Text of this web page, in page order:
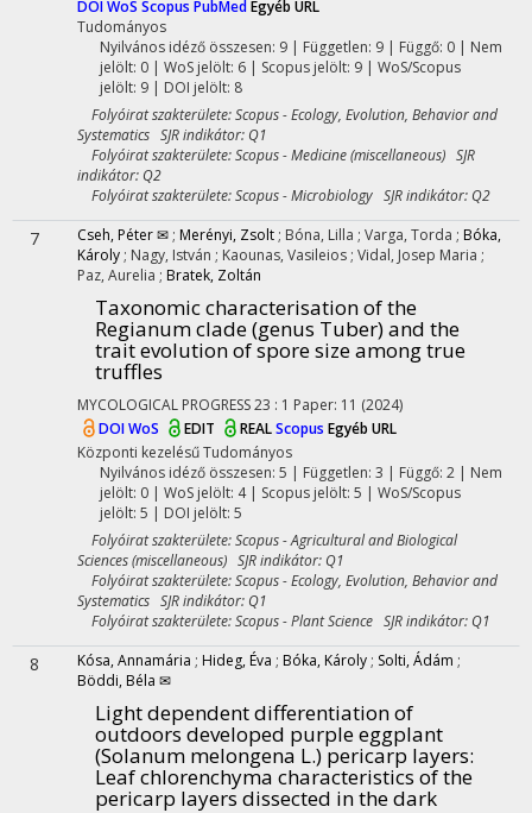
DOIWoS Scopus PubMed Egyéb URL
Tudományos
Nyilvános idéző összesen: 9| Független: 9 | Függő: 0 | Nem
jelölt: 0 | WoS jelölt: 6 | Scopus jelölt: 9 | WoS/Scopus
jelölt: 9 | DOI jelölt: 8
Folyóirat szakterülete: Scopus - Ecology, Evolution, Behavior and
Systematics SJR indikátor: Q1
Folyóirat szakterülete: Scopus - Medicine (miscellaneous) SJR
indikátor: Q2
Folyóirat szakterülete: Scopus - Microbiology SJR indikátor: Q2
7 Cseh, Péter ✉ ; Merényi, Zsolt ; Bóna, Lilla ; Varga, Torda ; Bóka,
Károly ; Nagy, István ; Kaounas, Vasileios ; Vidal, Josep Maria ;
Paz, Aurelia ; Bratek, Zoltán
Taxonomic characterisation of the
Regianum clade (genus Tuber) and the
trait evolution of spore size among true
truffles
MYCOLOGICAL PROGRESS23 : 1 Paper: 11 (2024)
DOIWoS EDIT REALScopus Egyéb URL
Központi kezelésűTudományos
Nyilvános idéző összesen: 5 | Független: 3 | Függő: 2 | Nem
jelölt: 0 | WoS jelölt: 4 | Scopus jelölt: 5 | WoS/Scopus
jelölt: 5 | DOI jelölt: 5
Folyóirat szakterülete: Scopus - Agricultural and Biological
Sciences (miscellaneous) SJR indikátor: Q1
Folyóirat szakterülete: Scopus - Ecology, Evolution, Behavior and
Systematics SJR indikátor: Q1
Folyóirat szakterülete: Scopus - Plant Science SJR indikátor: Q1
8 Kósa, Annamária ; Hideg, Éva ; Bóka, Károly ; Solti, Ádám ;
Böddi, Béla ✉
Light dependent differentiation of
outdoors developed purple eggplant
(Solanum melongena L.) pericarp layers:
Leaf chlorenchyma characteristics of the
pericarp layers dissected in the dark